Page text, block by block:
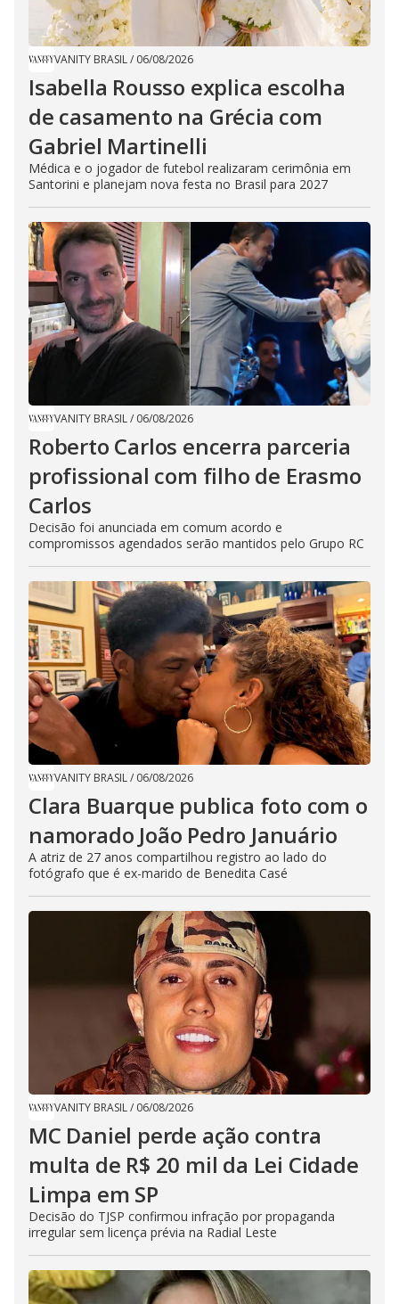
VANITY BRASIL/ 06/08/2026
Isabella Rousso explica escolha
de casamento na Grécia com
Gabriel Martinelli
Médica e o jogador de futebol realizaram cerimônia em
Santorini e planejam nova festa no Brasil para 2027
VANITY BRASIL/ 06/08/2026
Roberto Carlos encerra parceria
profissional com filho de Erasmo
Carlos
Decisão foi anunciada em comum acordo e
compromissos agendados serão mantidos pelo Grupo RC
VANITY BRASIL/ 06/08/2026
Clara Buarque publica foto com o
namorado João Pedro Januário
A atriz de 27 anos compartilhou registro ao lado do
fotógrafo que é ex-marido de Benedita Casé
VANITY BRASIL/ 06/08/2026
MC Daniel perde ação contra
multa de R$ 20 mil da Lei Cidade
Limpa em SP
Decisão do TJSP confirmou infração por propaganda
irregular sem licença prévia na Radial Leste